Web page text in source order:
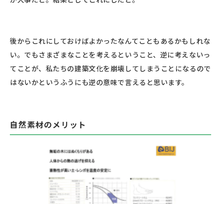
後からこれにしておけばよかったなんてこともあるかもしれな
い。でもさまざまなことを考えるということ、逆に考えないっ
てことが、私たちの建築文化を崩壊してしまうことになるので
はないかというふうにも逆の意味で言えると思います。
自然素材のメリット